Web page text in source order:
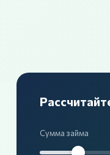
Сумма займа